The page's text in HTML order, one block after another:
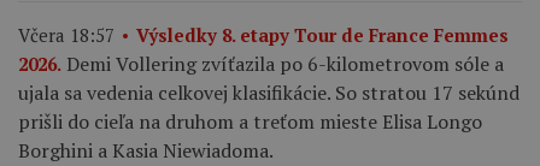
Včera 18:57
Výsledky 8. etapy Tour de France Femmes
2026. Demi Vollering zvíťazila po 6-kilometrovom sóle a
ujala sa vedenia celkovej klasifikácie. So stratou 17 sekúnd
prišli do cieľa na druhom a treťom mieste Elisa Longo
Borghini a Kasia Niewiadoma.